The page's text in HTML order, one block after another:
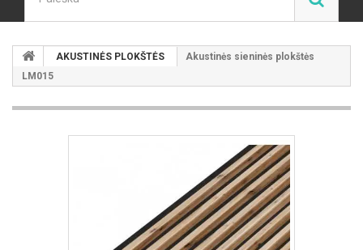
AKUSTINĖS PLOKŠTĖS
Akustinės sieninės plokštės
LM015